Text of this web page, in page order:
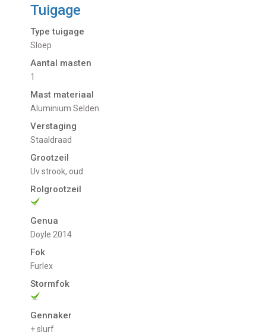
Tuigage
Type tuigage
Sloep
Aantal masten
1
Mast materiaal
Aluminium Selden
Verstaging
Staaldraad
Grootzeil
uv strook, oud
Rolgrootzeil
Genua
Doyle 2014
Fok
Furlex
Stormfok
Gennaker
+ slurf